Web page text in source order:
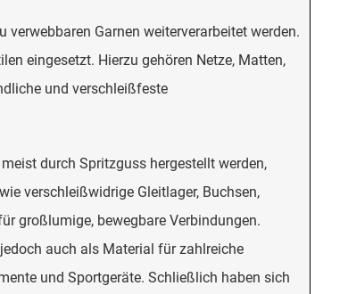
Garnen weiterverarbeitet werden.
eingesetzt. Hierzu gehören Netze, Matten,
und verschleißfeste
durch Spritzguss hergestellt werden,
verschleißwidrige Gleitlager, Buchsen,
großlumige, bewegbare Verbindungen.
auch als Material für zahlreiche
und Sportgeräte. Schließlich haben sich